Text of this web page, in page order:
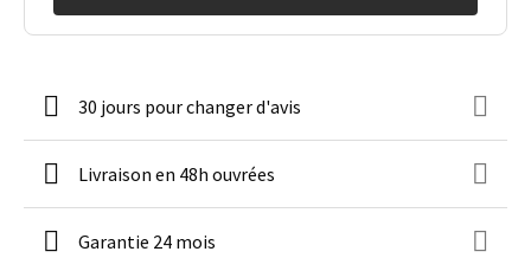
30 jours pour changer d'avis
Livraison en 48h ouvrées
Garantie 24 mois